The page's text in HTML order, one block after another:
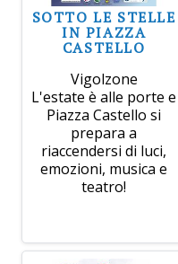
SOTTO LE STELLE
IN PIAZZA
CASTELLO
Vigolzone
L'estate è alle porte e
Piazza Castello si
prepara a
riaccendersi di luci,
emozioni, musica e
teatro!